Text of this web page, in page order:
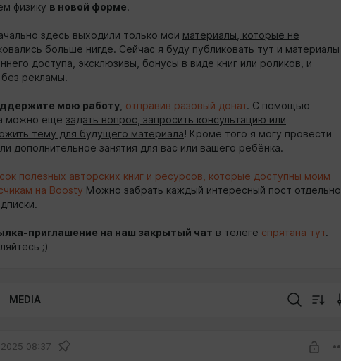
физику в новой форме.
здесь выходили только мои материалы, которые не
больше нигде. Сейчас я буду публиковать тут и материалы
доступа, эксклюзивы, бонусы в виде книг или роликов, и
рекламы.
мою работу отправив разовый донат. С помощью
можно ещё задать вопрос, запросить консультацию или
тему для будущего материала! Кроме того я могу провести
дополнительное занятия для вас или вашего ребёнка.
полезных авторских книг и ресурсов, которые доступны моим
на Boosty Можно забрать каждый интересный пост отдельно
приглашение на наш закрытый чат в телеге спрятана тут.
;)
MEDIA
08:37